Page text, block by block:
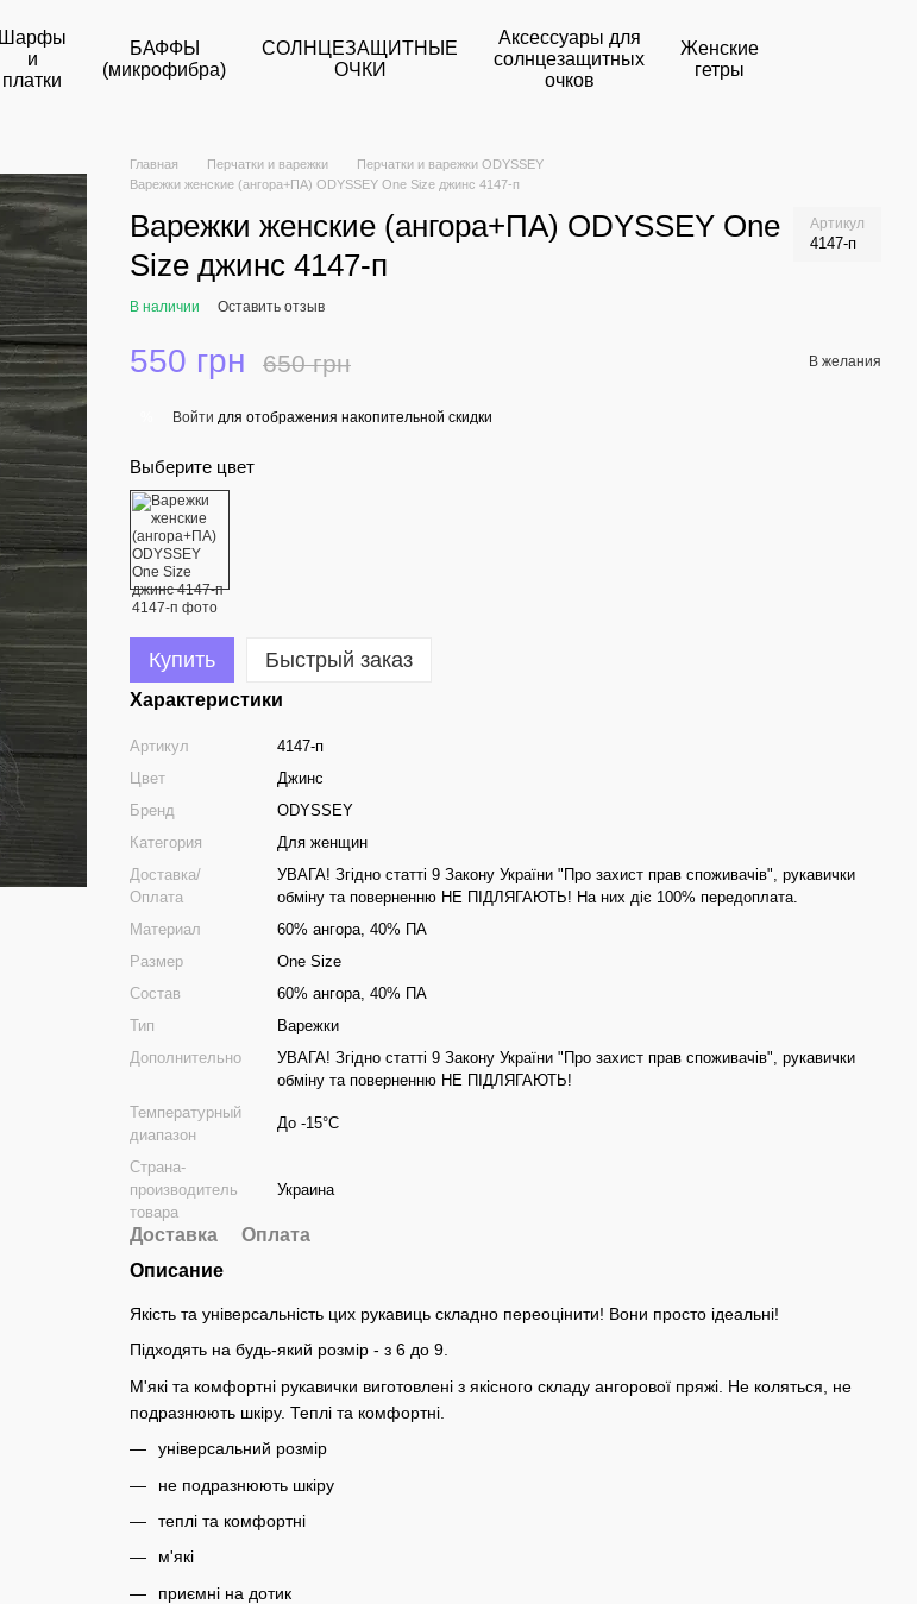
Шарфы
и
платки
БАФФЫ
(микрофибра)
СОЛНЦЕЗАЩИТНЫЕ
ОЧКИ
Аксессуары для
солнцезащитных
очков
Женские
гетры
Главная Перчатки и варежки
Перчатки и варежки ODYSSEY
Варежки женские (ангора+ПА) ODYSSEY One Size джинс 4147-п
Варежки женские (ангора+ПА) ODYSSEY One
Size джинс 4147-п
Артикул
4147-п
В наличии Оставить отзыв
550 грн 650 грн В желания
Войти для отображения накопительной скидки
Выберите цвет
Купить Быстрый заказ
Характеристики
Артикул
4147-п
Цвет
Джинс
Бренд
ODYSSEY
Категория
Для женщин
Доставка/
Оплата
УВАГА! Згідно статті 9 Закону України "Про захист прав споживачів", рукавички
обміну та поверненню НЕ ПІДЛЯГАЮТЬ! На них діє 100% передоплата.
Материал
60% ангора, 40% ПА
Размер
One Size
Состав
60% ангора, 40% ПА
Тип
Варежки
Дополнительно
УВАГА! Згідно статті 9 Закону України "Про захист прав споживачів", рукавички
обміну та поверненню НЕ ПІДЛЯГАЮТЬ!
Температурный
диапазон
До -15°C
Страна-
производитель
товара
Украина
Доставка
Оплата
Описание
Якість та універсальність цих рукавиць складно переоцінити! Вони просто ідеальні!
Підходять на будь-який розмір - з 6 до 9.
М'які та комфортні рукавички виготовлені з якісного складу ангорової пряжі. Не коляться, не
подразнюють шкіру. Теплі та комфортні.
універсальний розмір
не подразнюють шкіру
теплі та комфортні
м'які
приємні на дотик